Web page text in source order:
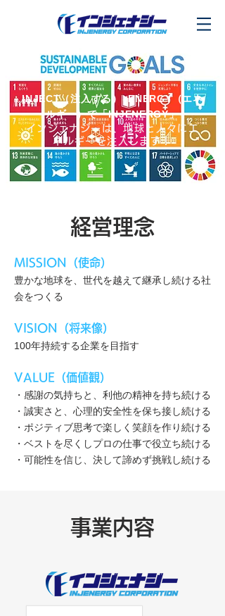
INJECT（注入する）×ENERGY（エネ
ルギー）で「INJENERGY」
インジェナジーは、地球と人々にエ
ネルギーを注入します！
経営理念
​MISSION（使命）
​豊かな地球を、世代を越えて継承し続ける社
会をつくる
​VISION（将来像）
100年持続する企業を目指す
​VALUE（価値観）
・感謝の気持ちと、利他の精神を持ち続ける
・誠実さと、心理的安全性を保ち接し続ける
・ポジティブ思考で楽しく笑顔を作り続ける
・ベストを尽くしプロの仕事で役立ち続ける
​・可能性を信じ、決して諦めず挑戦し続ける
事業内容